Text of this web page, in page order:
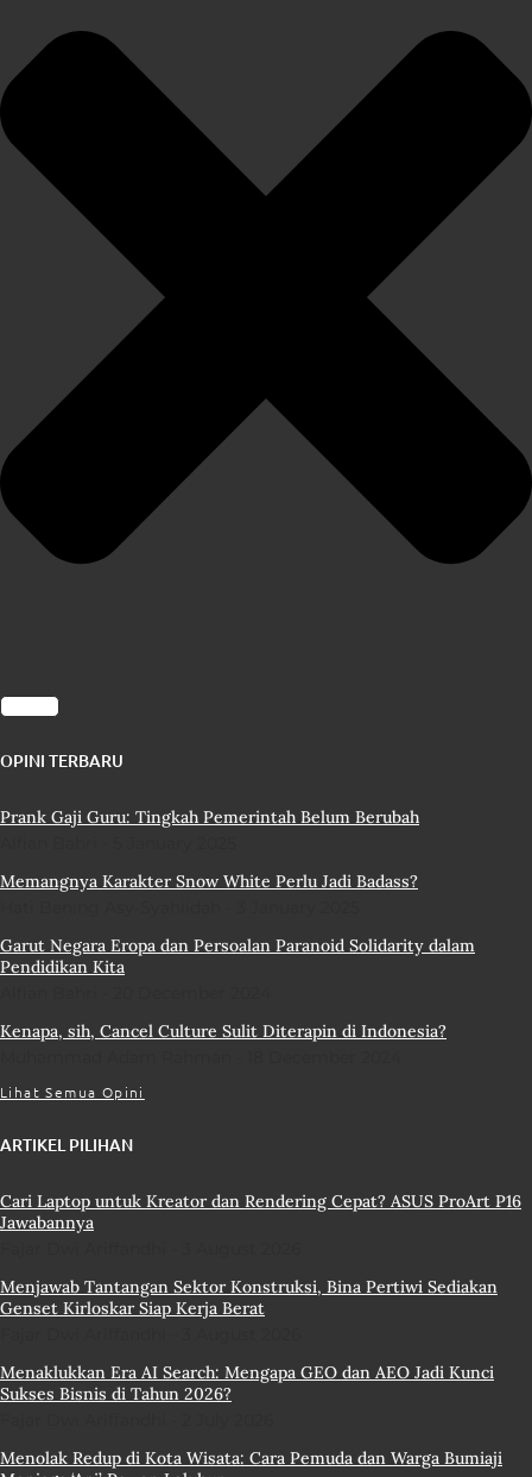
OPINI TERBARU
Prank Gaji Guru: Tingkah Pemerintah Belum Berubah
Memangnya Karakter Snow White Perlu Jadi Badass?
Garut Negara Eropa dan Persoalan Paranoid Solidarity dalam
Pendidikan Kita
Kenapa, sih, Cancel Culture Sulit Diterapin di Indonesia?
Lihat Semua Opini
ARTIKEL PILIHAN
Cari Laptop untuk Kreator dan Rendering Cepat? ASUS ProArt P16
Jawabannya
Menjawab Tantangan Sektor Konstruksi, Bina Pertiwi Sediakan
Genset Kirloskar Siap Kerja Berat
Menaklukkan Era AI Search: Mengapa GEO dan AEO Jadi Kunci
Sukses Bisnis di Tahun 2026?
Menolak Redup di Kota Wisata: Cara Pemuda dan Warga Bumiaji